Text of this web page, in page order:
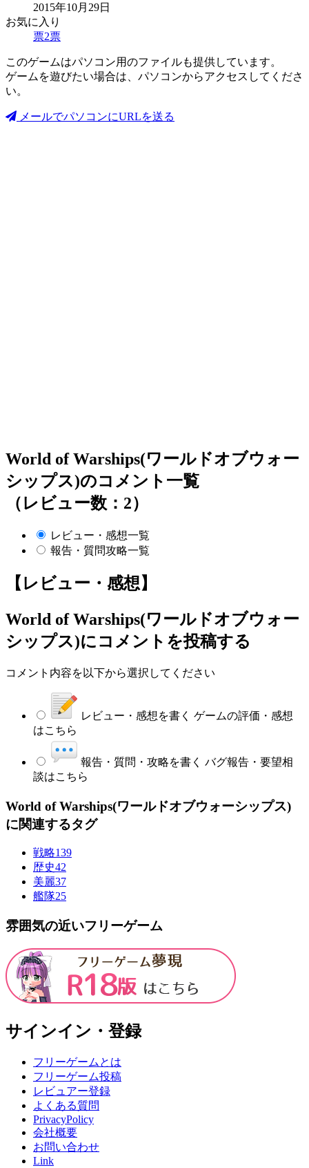
2015年10月29日
お気に入り
票2票
このゲームはパソコン用のファイルも提供しています。
ゲームを遊びたい場合は、パソコンからアクセスしてくださ
い。
メールでパソコンにURLを送る
World of Warships(ワールドオブウォー
シップス)のコメント一覧
（レビュー数：2）
レビュー・感想一覧
報告・質問攻略一覧
【レビュー・感想】
World of Warships(ワールドオブウォー
シップス)にコメントを投稿する
コメント内容を以下から選択してください
レビュー・感想を書く ゲームの評価・感想
はこちら
報告・質問・攻略を書く バグ報告・要望相
談はこちら
World of Warships(ワールドオブウォーシップス)
に関連するタグ
戦略139
歴史42
美麗37
艦隊25
雰囲気の近いフリーゲーム
サインイン・登録
フリーゲームとは
フリーゲーム投稿
レビュアー登録
よくある質問
PrivacyPolicy
会社概要
お問い合わせ
Link